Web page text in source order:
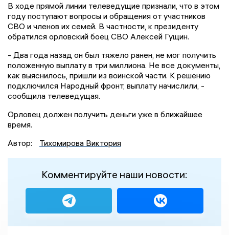
В ходе прямой линии телеведущие признали, что в этом
году поступают вопросы и обращения от участников
СВО и членов их семей. В частности, к президенту
обратился орловский боец СВО Алексей Гущин.
- Два года назад он был тяжело ранен, не мог получить
положенную выплату в три миллиона. Не все документы,
как выяснилось, пришли из воинской части. К решению
подключился Народный фронт, выплату начислили, -
сообщила телеведущая.
Орловец должен получить деньги уже в ближайшее
время.
Автор:
Тихомирова Виктория
Комментируйте наши новости: